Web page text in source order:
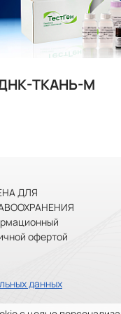
ТКАНЬ-М
ДЛЯ
офертой
данных